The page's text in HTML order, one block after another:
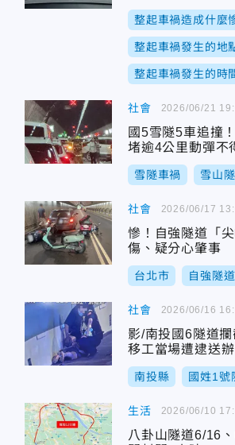
整起車禍造成什麼
整起車禍發生的地
整起車禍發生的時
社會
國5雪隧5車追撞
堵逾4公里動彈不
雪隧車禍 雪山
2026/06/21
社會
慘！自強隧道「
傷、疑分心肇事
台北市 自強隧道
2026/06/17
社會
影/南投國6隧道
移工當場遭逮送辦
南投縣 國姓1號
2026/06/16
生活
八卦山隧道6/16
2026/06/10